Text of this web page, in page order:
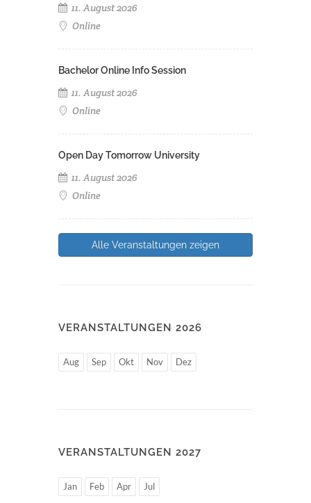
11. August 2026
Online
Bachelor Online Info Session
11. August 2026
Online
Open Day Tomorrow University
11. August 2026
Online
Alle Veranstaltungen zeigen
VERANSTALTUNGEN 2026
Aug Sep Okt Nov Dez
VERANSTALTUNGEN 2027
Jan Feb Apr Jul